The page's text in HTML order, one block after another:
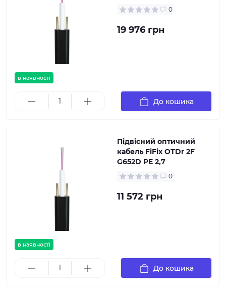
в наявності
0
19 976 грн
До кошика
в наявності
Підвісний оптичний
кабель FiFix OTDr 2F
G652D PE 2,7
0
11 572 грн
До кошика